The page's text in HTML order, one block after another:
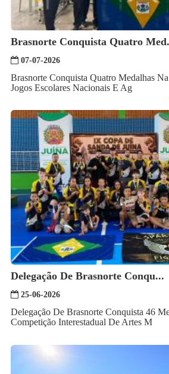
Brasnorte Conquista Quatro
07-07-2026
Brasnorte Conquista Quatro Medalhas
Jogos Escolares Nacionais E Ag
Delegação De Brasnorte Conqu...
25-06-2026
Delegação De Brasnorte Conquista 46
Competição Interestadual De Artes M